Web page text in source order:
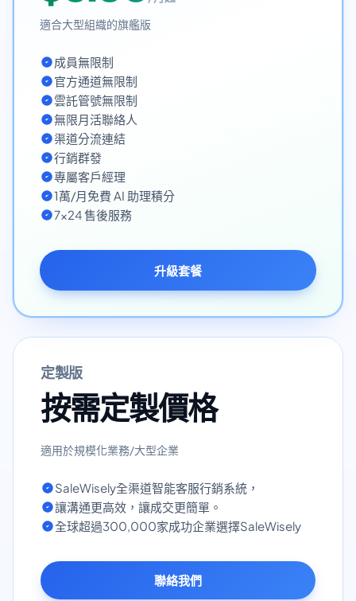
適合大型組織的旗艦版
成員無限制
官方通道無限制
雲託管號無限制
無限月活聯絡人
渠道分流連結
行銷群發
專屬客戶經理
1萬/月免費 AI 助理積分
7x24 售後服務
升級套餐
定製版
按需定製價格
適用於規模化業務/大型企業
SaleWisely全渠道智能客服行銷系統，
讓溝通更高效，讓成交更簡單。
全球超過300,000家成功企業選擇SaleWisely
聯絡我們